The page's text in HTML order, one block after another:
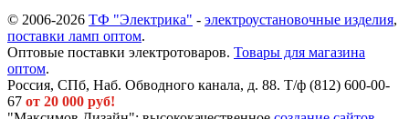
© 2006-2026 ТФ "Электрика" - электроустановочные изделия,
поставки ламп оптом.
Оптовые поставки электротоваров. Товары для магазина
оптом.
Россия, СПб, Наб. Обводного канала, д. 88. Т/ф (812) 600-00-
67 от 20 000 руб!